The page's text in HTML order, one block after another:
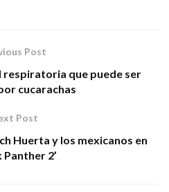
Post
respiratoria que puede ser
cucarachas
Post
Huerta y los mexicanos en
Panther 2’